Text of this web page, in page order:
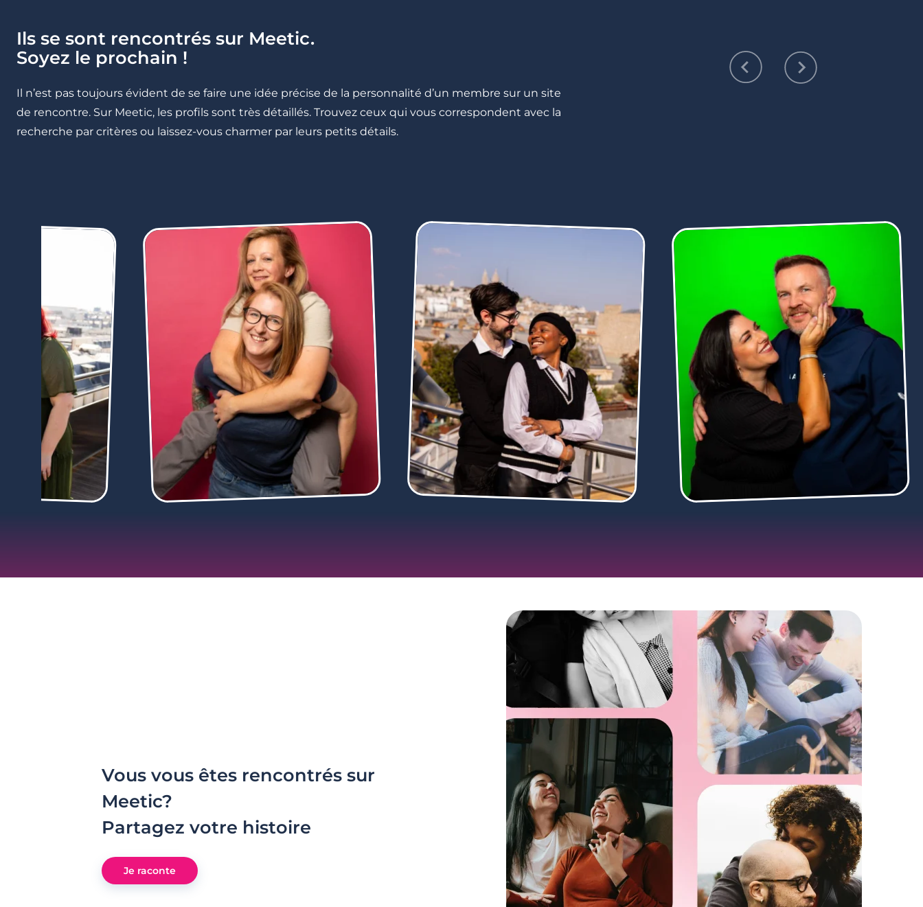
Ils se sont rencontrés sur Meetic.
Soyez le prochain !
Il n’est pas toujours évident de se faire une idée précise de la personnalité d’un membre sur un site
de rencontre. Sur Meetic, les profils sont très détaillés. Trouvez ceux qui vous correspondent avec la
recherche par critères ou laissez-vous charmer par leurs petits détails.
Vous vous êtes rencontrés sur
Meetic?
Partagez votre histoire
Je raconte